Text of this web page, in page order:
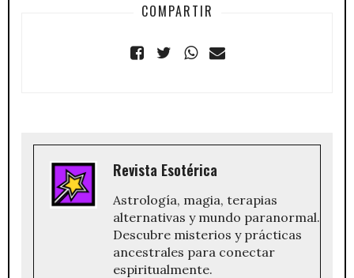
COMPARTIR
Revista Esotérica
Astrología, magia, terapias
alternativas y mundo paranormal.
Descubre misterios y prácticas
ancestrales para conectar
espiritualmente.